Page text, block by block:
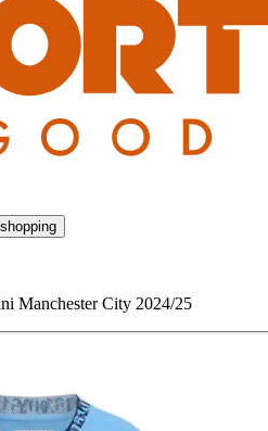
Manchester City 2024/25